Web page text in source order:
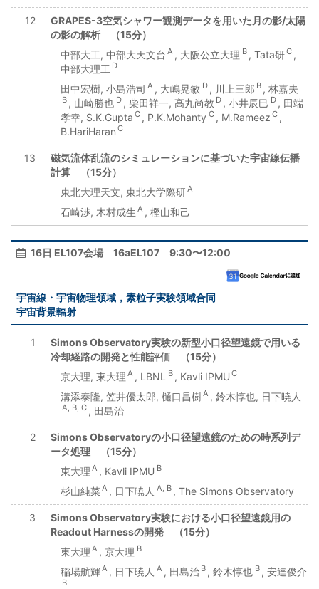
12
GRAPES-3空気シャワー観測データを用いた月の影/太陽
の影の解析 （15分）
中部大工, 中部大天文台 A , 大阪公立大理 B , Tata研C ,
中部大理工 D
田中宏樹, 小島浩司 A , 大嶋晃敏 D , 川上三郎 B , 林嘉夫
B , 山崎勝也 D , 柴田祥一, 高丸尚教 D , 小井辰巳 D , 田端
孝幸, S.K.Gupta C , P.K.Mohanty C , M.Rameez C ,
B.HariHaran C
13
磁気流体乱流のシミュレーションに基づいた宇宙線伝播
計算 （15分）
東北大理天文, 東北大学際研A
石崎渉, 木村成生 A , 樫山和己
16日 EL107会場 16aEL107 9:30〜12:00
宇宙線・宇宙物理領域，素粒子実験領域合同
宇宙背景輻射
1
Simons Observatory実験の新型小口径望遠鏡で用いる
冷却経路の開発と性能評価 （15分）
京大理, 東大理 A , LBNL B , Kavli IPMU C
溝添泰隆, 笠井優太郎, 樋口昌樹A , 鈴木惇也, 日下暁人
A, B, C , 田島治
2
Simons Observatoryの小口径望遠鏡のための時系列デ
ータ処理 （15分）
東大理 A , Kavli IPMU B
杉山純菜 A , 日下暁人 A, B , The Simons Observatory
3
Simons Observatory実験における小口径望遠鏡用の
Readout Harnessの開発 （15分）
東大理 A , 京大理 B
稲場航輝A , 日下暁人 A , 田島治 B , 鈴木惇也 B , 安達俊介
B